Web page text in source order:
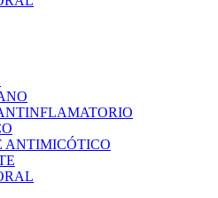
ANTIMICÓTICO